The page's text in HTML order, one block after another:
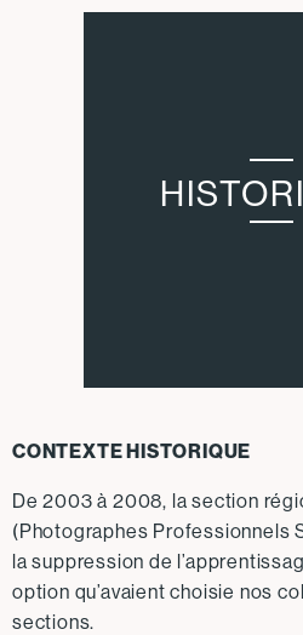
CONTEXTE HISTORIQUE
De 2003 à 2008, la section
(Photographes Professionnels
la suppression de
option qu’avaient choisie nos
sections.